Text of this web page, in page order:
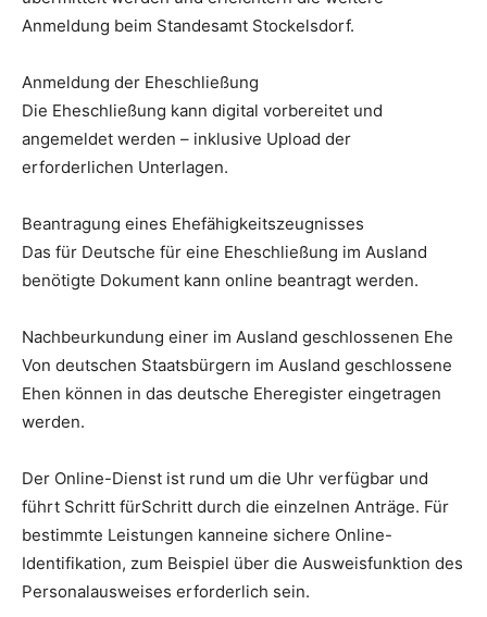
Anmeldung beim Standesamt Stockelsdorf.
Anmeldung der Eheschließung
Die Eheschließung kann digital vorbereitet und
angemeldet werden – inklusive Upload der
erforderlichen Unterlagen.
Beantragung eines Ehefähigkeitszeugnisses
Das für Deutsche für eine Eheschließung im Ausland
benötigte Dokument kann online beantragt werden.
Nachbeurkundung einer im Ausland geschlossenen Ehe
Von deutschen Staatsbürgern im Ausland geschlossene
Ehen können in das deutsche Eheregister eingetragen
werden.
Der Online-Dienst ist rund um die Uhr verfügbar und
führt Schritt fürSchritt durch die einzelnen Anträge. Für
bestimmte Leistungen kanneine sichere Online-
Identifikation, zum Beispiel über die Ausweisfunktion des
Personalausweises erforderlich sein.